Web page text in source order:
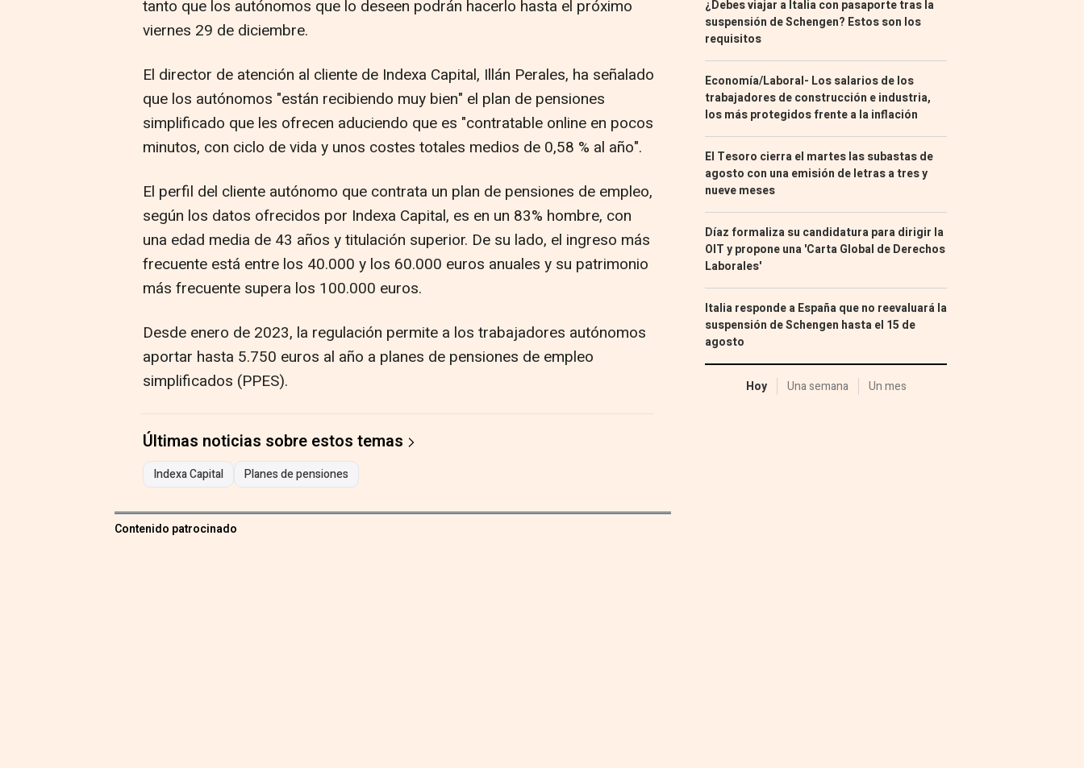
tanto que los autónomos que lo deseen podrán hacerlo hasta el próximo
viernes 29 de diciembre.
El director de atención al cliente de Indexa Capital, Illán Perales, ha señalado
que los autónomos "están recibiendo muy bien" el plan de pensiones
simplificado que les ofrecen aduciendo que es "contratable online en pocos
minutos, con ciclo de vida y unos costes totales medios de 0,58 % al año".
El perfil del cliente autónomo que contrata un plan de pensiones de empleo,
según los datos ofrecidos por Indexa Capital, es en un 83% hombre, con
una edad media de 43 años y titulación superior. De su lado, el ingreso más
frecuente está entre los 40.000 y los 60.000 euros anuales y su patrimonio
más frecuente supera los 100.000 euros.
Desde enero de 2023, la regulación permite a los trabajadores autónomos
aportar hasta 5.750 euros al año a planes de pensiones de empleo
simplificados (PPES).
Últimas noticias sobre estos temas
Indexa Capital Planes de pensiones
Contenido patrocinado
¿Debes viajar a Italia con pasaporte tras la
suspensión de Schengen? Estos son los
requisitos
Economía/Laboral- Los salarios de los
trabajadores de construcción e industria,
los más protegidos frente a la inflación
El Tesoro cierra el martes las subastas de
agosto con una emisión de letras a tres y
nueve meses
Díaz formaliza su candidatura para dirigir la
OIT y propone una 'Carta Global de Derechos
Laborales'
Italia responde a España que no reevaluará la
suspensión de Schengen hasta el 15 de
agosto
Hoy Una semana Un mes